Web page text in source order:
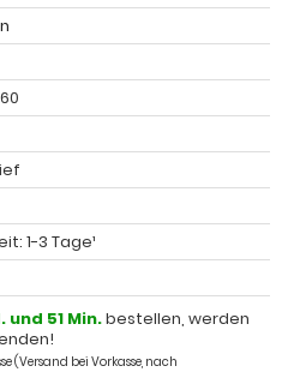
1-3 Tage¹
und 51 Min.bestellen, werden
(Versand bei Vorkasse, nach